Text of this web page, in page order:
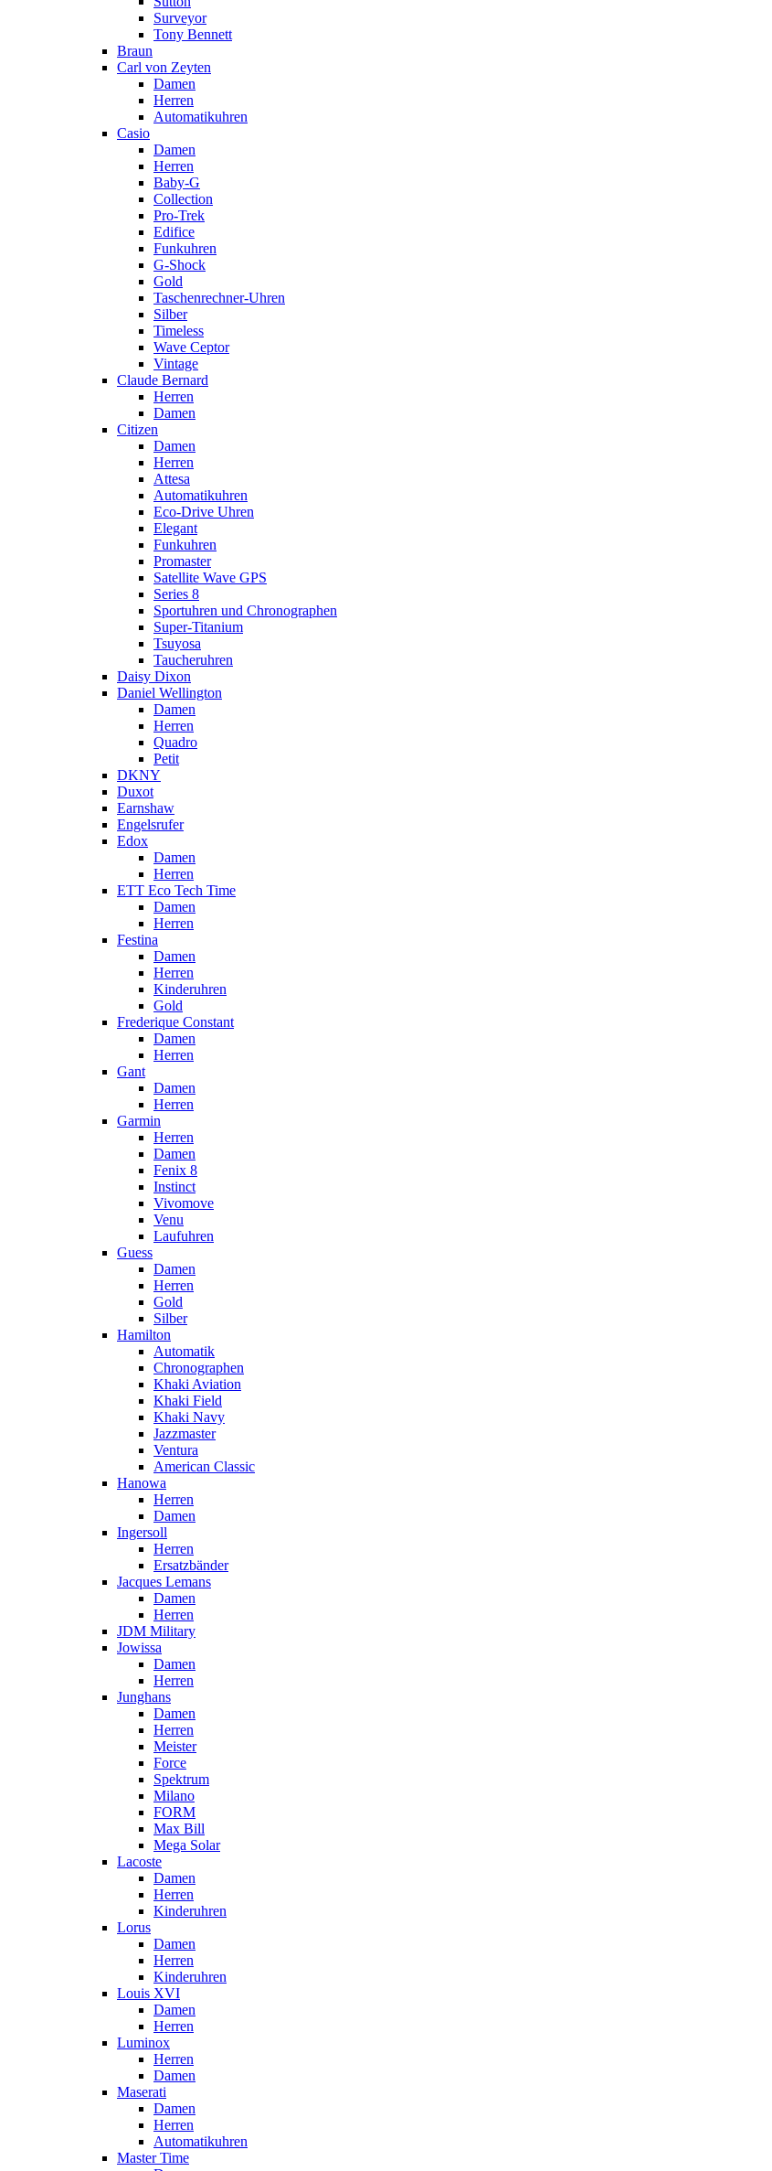
Surveyor
Tony Bennett
Braun
Carl von Zeyten
Damen
Herren
Automatikuhren
Casio
Damen
Herren
Baby-G
Collection
Pro-Trek
Edifice
Funkuhren
G-Shock
Gold
Taschenrechner-Uhren
Silber
Timeless
Wave Ceptor
Vintage
Claude Bernard
Herren
Damen
Citizen
Damen
Herren
Attesa
Automatikuhren
Eco-Drive Uhren
Elegant
Funkuhren
Promaster
Satellite Wave GPS
Series 8
Sportuhren und Chronographen
Super-Titanium
Tsuyosa
Taucheruhren
Daisy Dixon
Daniel Wellington
Damen
Herren
Quadro
Petit
DKNY
Duxot
Earnshaw
Engelsrufer
Edox
Damen
Herren
ETT Eco Tech Time
Damen
Herren
Festina
Damen
Herren
Kinderuhren
Gold
Frederique Constant
Damen
Herren
Gant
Damen
Herren
Garmin
Herren
Damen
Fenix 8
Instinct
Vivomove
Venu
Laufuhren
Guess
Damen
Herren
Gold
Silber
Hamilton
Automatik
Chronographen
Khaki Aviation
Khaki Field
Khaki Navy
Jazzmaster
Ventura
American Classic
Hanowa
Herren
Damen
Ingersoll
Herren
Ersatzbänder
Jacques Lemans
Damen
Herren
JDM Military
Jowissa
Damen
Herren
Junghans
Damen
Herren
Meister
Force
Spektrum
Milano
FORM
Max Bill
Mega Solar
Lacoste
Damen
Herren
Kinderuhren
Lorus
Damen
Herren
Kinderuhren
Louis XVI
Damen
Herren
Luminox
Herren
Damen
Maserati
Damen
Herren
Automatikuhren
Master Time